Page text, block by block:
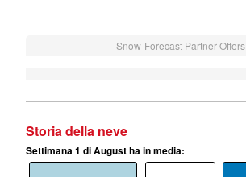
Snow-Forecast Partner Offers
Storia della neve
Settimana 1 di August ha in media: